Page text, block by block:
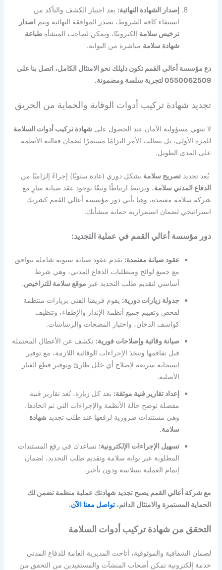
إصدار الشهادة النهائية: بعد اجتياز الكشف والتأكد من
استيفاء كافة الشروط، تصدر الموافقة النهائية ويتم اصدار
ترخيص سلامة إلكترونيًا، ويمكن لصاحب المنشأةطباعة
شهادة سلامة مباشرة من البوابة.
دع مؤسسة أعالي القمم تكون دليلك نحو الامتثال الكامل، اتصل بنا على
0550062509 لتجربة سلسة ومضمونة.
تجديد شهادة تركيب أدوات الوقاية والحماية من الحريق
لا تنتهي مسؤولية الأمان عند الحصول على شهادة تركيب أدوات السلامة
للمرة الأولى، بل يتطلب الأمر التزامًا مستمرًا لضمان فعالية الأنظمة
على المدى الطويل.
يُعد تجديدتصريح سلامة بشكل دوري (عادة سنويًا) إجراءً إلزاميًا من
الدفاع المدني سلامة، ويرتبط ارتباطًا وثيقًا بوجود عقد صيانة سارٍ مع
شركة سلامة معتمدة، وهنا يأتي دور مؤسسة أعالي القمم كشريك
استراتيجي لضمان استمرارية حماية منشأتك.
دور مؤسسة أعالي القمم في عملية التجديد:
عقود صيانة معتمدة: نقدم عقود صيانة سنوية شاملة تتوافق
مع جميع لوائح ومتطلبات الدفاع المدني، وهي شرط
أساسي لتقديم طلب التجديد عبر موقع سلامة للتراخيص.
جدولة زيارات دورية: يقوم فريقنا الفني بزيارات منتظمة
لفحص وتقييم جميع أنظمة الإنذار والإطفاء، وتنظيف
كواشف الدخان، واختبار المضخات والرشاشات.
صيانة وقائية وإصلاحات فورية: نكشف عن الأعطال المحتملة
قبل تفاقمها ونتخذ الإجراءات الوقائية اللازمة، مع توفير
استجابة سريعة لإصلاح أي خلل طارئ وتوفير قطع الغيار
الأصلية.
إعداد تقارير فنية موثقة: بعد كل زيارة، نُعد تقارير فنية
مفصلة توضح حالة الأنظمة والإجراءات التي تم اتخاذها،
وهي مستندات ضرورية لرفعها عند طلب تجديد شهادة
سلامة.
تسهيل الإجراءات الإلكترونية: نساعدك في رفع المستندات
المطلوبة عبر بوابة سلامة وتقديم طلب التجديد، لضمان
إتمام العملية بسلاسة ودون تأخير.
مع شركة أعالي القمم يصبح تجديد شهادتك عملية منظمة تضمن لك
الحماية المستمرة والامتثال الدائم،تواصل معنا الآن.
التحقق من شهادة تركيب أدوات السلامة
لضمان الشفافية والموثوقية، أتاحت المديرية العامة للدفاع المدني
خدمة إلكترونية تمكن أصحاب المنشآت والمستفيدين من التحقق من